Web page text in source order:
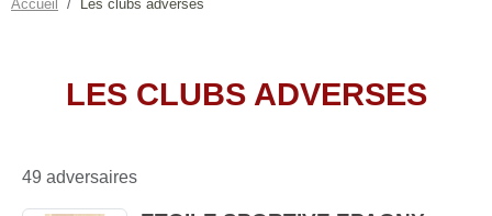
Accueil Les clubs adverses
LES CLUBS ADVERSES
49 adversaires